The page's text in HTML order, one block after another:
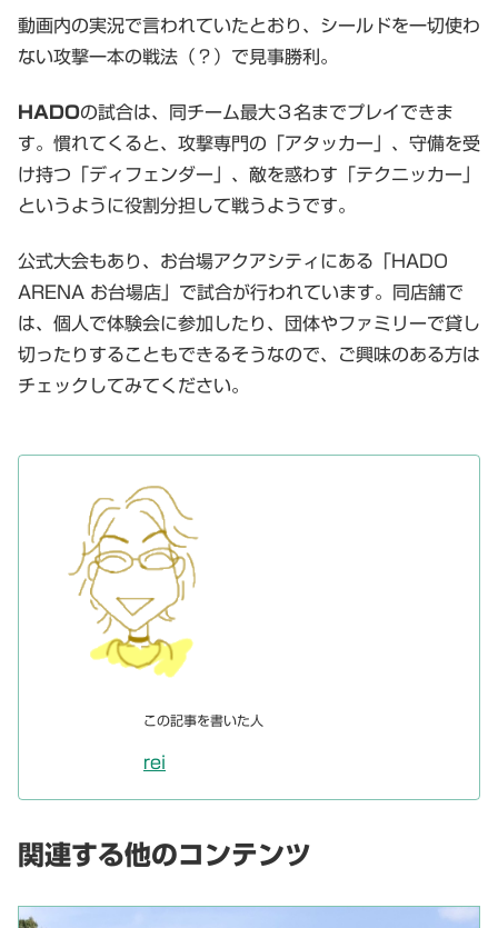
動画内の実況で言われていたとおり、シールドを一切使わ
ない攻撃一本の戦法（？）で見事勝利。
HADOの試合は、同チーム最大３名までプレイできま
す。慣れてくると、攻撃専門の「アタッカー」、守備を受
け持つ「ディフェンダー」、敵を惑わす「テクニッカー」
というように役割分担して戦うようです。
公式大会もあり、お台場アクアシティにある「HADO
ARENA お台場店」で試合が行われています。同店舗で
は、個人で体験会に参加したり、団体やファミリーで貸し
切ったりすることもできるそうなので、ご興味のある方は
チェックしてみてください。
この記事を書いた人
rei
関連する他のコンテンツ